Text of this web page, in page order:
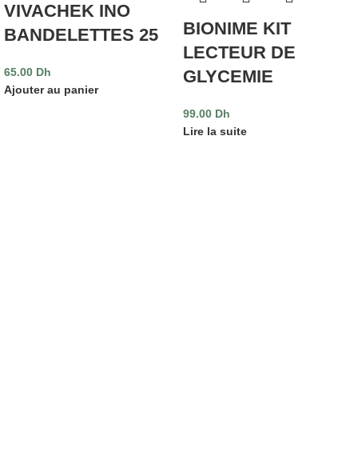
VIVACHEK INO
BANDELETTES 25
65.00 Dh
Ajouter au panier
BIONIME KIT
LECTEUR DE
GLYCEMIE
99.00 Dh
Lire la suite